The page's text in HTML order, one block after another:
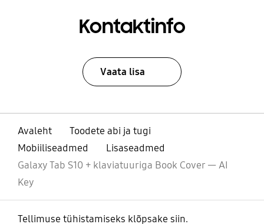
Kontaktinfo
Vaata lisa
Avaleht
Toodete abi ja tugi
Mobiiliseadmed
Lisaseadmed
Galaxy Tab S10 + klaviatuuriga Book Cover — AI
Key
Tellimuse tühistamiseks klõpsake siin.